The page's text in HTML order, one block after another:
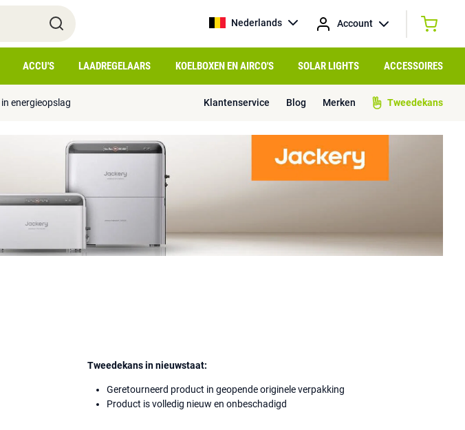
Nederlands Account
ACCU'S LAADREGELAARS KOELBOXEN EN AIRCO'S SOLAR LIGHTS ACCESSOIRES
in energieopslag Klantenservice Blog Merken Tweedekans
Tweedekans in nieuwstaat:
Geretourneerd product in geopende originele verpakking
Product is volledig nieuw en onbeschadigd